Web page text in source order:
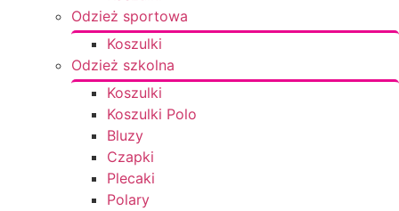
Odzież sportowa
Koszulki
Odzież szkolna
Koszulki
Koszulki Polo
Bluzy
Czapki
Plecaki
Polary